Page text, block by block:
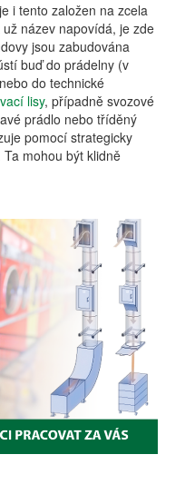
i tento založen na zcela
název napovídá, je zde
jsou zabudována
buď do prádelny (v
do technické
lisy, případně svozové
prádlo nebo tříděný
pomocí strategicky
mohou být klidně